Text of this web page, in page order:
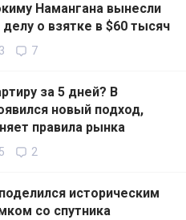
Намангана вынесли
делу о взятке в $60 тысяч
7
за 5 дней? В
новый подход,
правила рынка
2
историческим
со спутника